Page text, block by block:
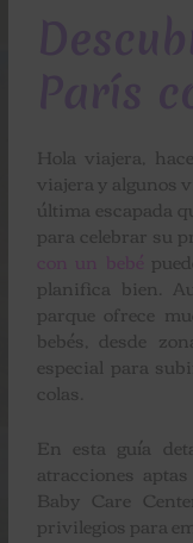
Hola viajera,
viajera y algunos
última escapada
para celebrar su
con un bebé
planifica bien.
parque ofrece
bebés, desde
especial para
colas.
En esta guía
atracciones
Baby Care
privilegios para